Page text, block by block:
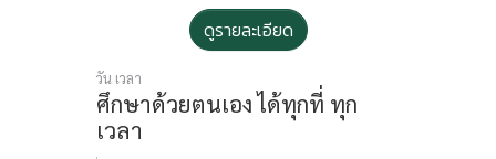
ดูรายละเอียด
วัน เวลา
ศึกษาด้วยตนเองได้ทุกที่ ทุก
เวลา